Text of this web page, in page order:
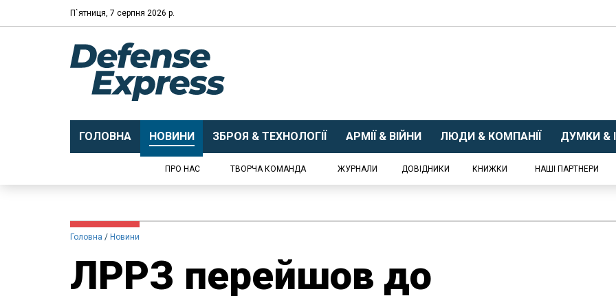
П`ятниця, 7 серпня 2026 р.
ГОЛОВНА НОВИНИ ЗБРОЯ & ТЕХНОЛОГІЇ АРМІЇ & ВІЙНИ ЛЮДИ & КОМПАНІЇ ДУМКИ &
ПРО НАС ТВОРЧА КОМАНДА ЖУРНАЛИ ДОВІДНИКИ КНИЖКИ НАШІ ПАРТНЕРИ
Головна Новини
ЛРРЗ перейшов до